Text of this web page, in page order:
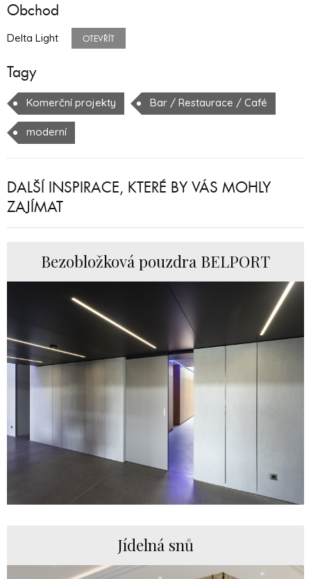
Obchod
Delta Light OTEVŘÍT
Tagy
Komerční projekty Bar / Restaurace / Café
moderní
DALŠÍ INSPIRACE, KTERÉ BY VÁS MOHLY
ZAJÍMAT
Bezobložková pouzdra BELPORT
Jídelná snů